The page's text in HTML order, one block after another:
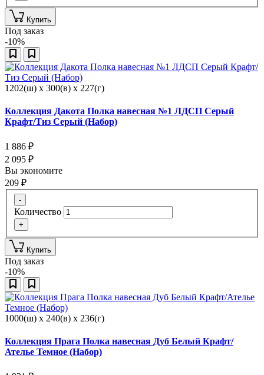
Купить
Под заказ
-10%
1202(ш) x 300(в) x 227(г)
Коллекция Дакота Полка навесная №1 ЛДСП Серый
Крафт/Тиз Серый (Набор)
1 886 ₽
2 095 ₽
Вы экономите
209 ₽
-
Количество
+
Купить
Под заказ
-10%
1000(ш) x 240(в) x 236(г)
Коллекция Прага Полка навесная Дуб Белый Крафт/
Ателье Темное (Набор)